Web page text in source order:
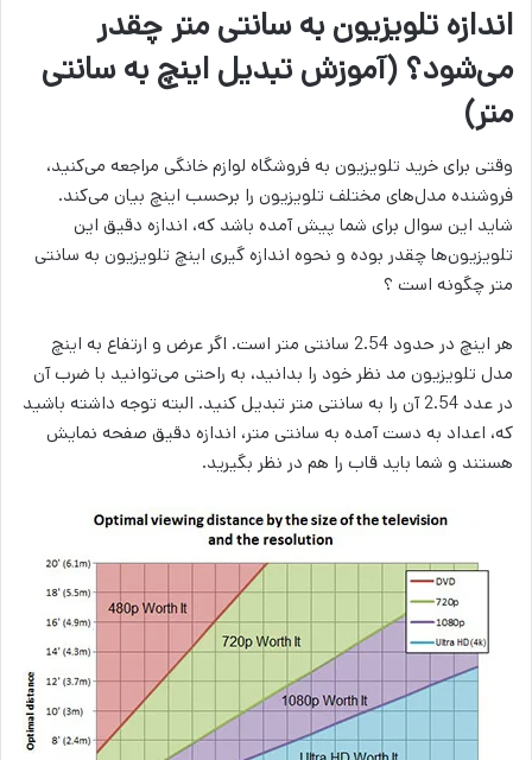
اندازه تلویزیون به سانتی متر چقدر
می‌شود؟ (آموزش تبدیل اینچ به سانتی
متر)
وقتی برای خرید تلویزیون به فروشگاه لوازم خانگی مراجعه می‌کنید،
فروشنده مدل‌های مختلف تلویزیون را برحسب اینچ بیان می‌کند.
شاید این سوال برای شما پیش آمده باشد که، اندازه دقیق این
تلویزیون‌ها چقدر بوده و نحوه اندازه گیری اینچ تلویزیون به سانتی
متر چگونه است ؟
هر اینچ در حدود 2.54 سانتی متر است. اگر عرض و ارتفاع به اینچ
مدل تلویزیون مد نظر خود را بدانید، به راحتی می‌توانید با ضرب آن
در عدد 2.54 آن را به سانتی متر تبدیل کنید. البته توجه داشته باشید
که، اعداد به دست آمده به سانتی متر، اندازه دقیق صفحه نمایش
هستند و شما باید قاب را هم در نظر بگیرید.